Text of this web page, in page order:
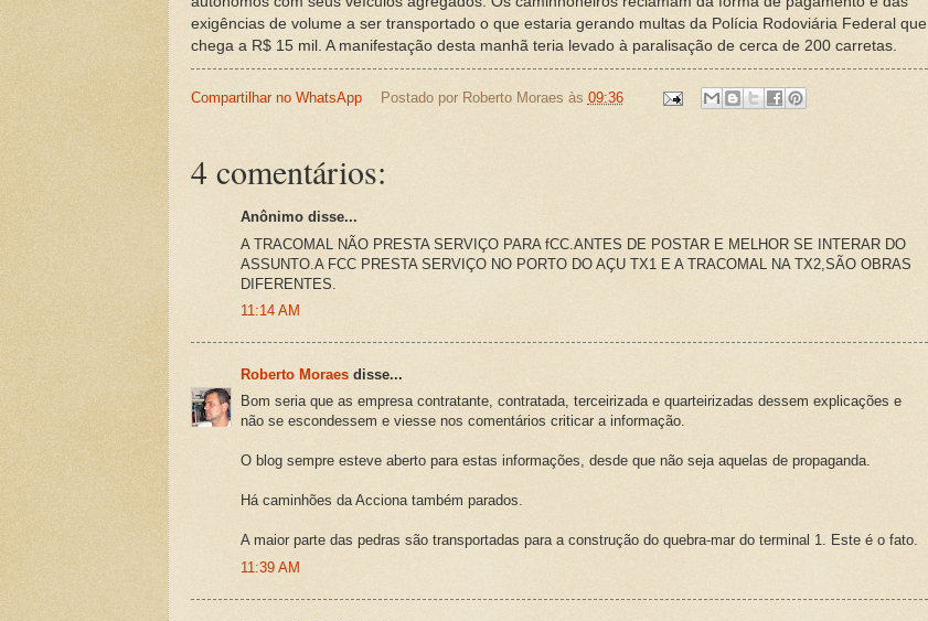
exigências de volume a ser transportado o que estaria gerando multas da Polícia Rodoviária Federal que
chega a R$ 15 mil. A manifestação desta manhã teria levado à paralisação de cerca de 200 carretas.
Compartilhar no WhatsApp Postado por Roberto Moraes às 09:36
4 comentários:
Anônimo disse...
A TRACOMAL NÃO PRESTA SERVIÇO PARA fCC.ANTES DE POSTAR E MELHOR SE INTERAR DO
ASSUNTO.A FCC PRESTA SERVIÇO NO PORTO DO AÇU TX1 E A TRACOMAL NA TX2,SÃO OBRAS
DIFERENTES.
11:14 AM
Roberto Moraes disse...
Bom seria que as empresa contratante, contratada, terceirizada e quarteirizadas dessem explicações e
não se escondessem e viesse nos comentários criticar a informação.
O blog sempre esteve aberto para estas informações, desde que não seja aquelas de propaganda.
Há caminhões da Acciona também parados.
A maior parte das pedras são transportadas para a construção do quebra-mar do terminal 1. Este é o fato.
11:39 AM